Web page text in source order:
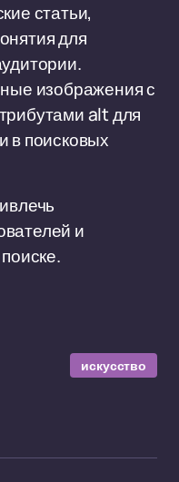
статьи,
для
изображения с
alt для
в поисковых
и
искусство